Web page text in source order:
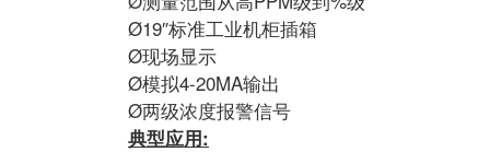
Ø19″标准工业机柜插箱
Ø现场显示
Ø模拟4-20MA输出
Ø两级浓度报警信号
典型应用: